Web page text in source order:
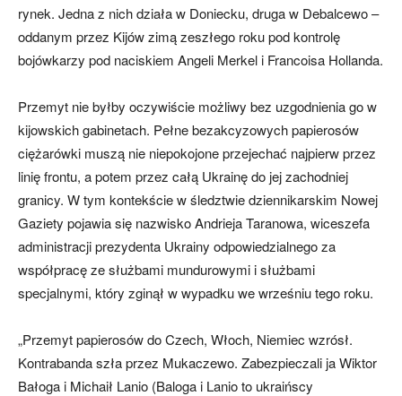
rynek. Jedna z nich działa w Doniecku, druga w Debalcewo –
oddanym przez Kijów zimą zeszłego roku pod kontrolę
bojówkarzy pod naciskiem Angeli Merkel i Francoisa Hollanda.
Przemyt nie byłby oczywiście możliwy bez uzgodnienia go w
kijowskich gabinetach. Pełne bezakcyzowych papierosów
ciężarówki muszą nie niepokojone przejechać najpierw przez
linię frontu, a potem przez całą Ukrainę do jej zachodniej
granicy. W tym kontekście w śledztwie dziennikarskim Nowej
Gaziety pojawia się nazwisko Andrieja Taranowa, wiceszefa
administracji prezydenta Ukrainy odpowiedzialnego za
współpracę ze służbami mundurowymi i służbami
specjalnymi, który zginął w wypadku we wrześniu tego roku.
„Przemyt papierosów do Czech, Włoch, Niemiec wzrósł.
Kontrabanda szła przez Mukaczewo. Zabezpieczali ja Wiktor
Bałoga i Michaił Lanio (Baloga i Lanio to ukraińscy